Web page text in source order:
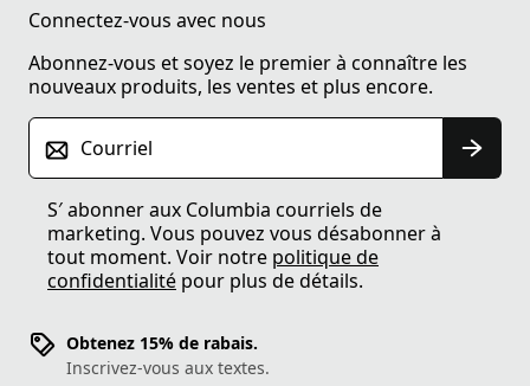
Connectez-vous avec nous
Abonnez-vous et soyez le premier à connaître les
nouveaux produits, les ventes et plus encore.
Courriel
S′ abonner aux Columbia courriels de
marketing. Vous pouvez vous désabonner à
tout moment. Voir notre politique de
confidentialité pour plus de détails.
Obtenez 15% de rabais.
Inscrivez-vous aux textes.